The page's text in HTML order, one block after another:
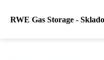
RWE Gas Storage -